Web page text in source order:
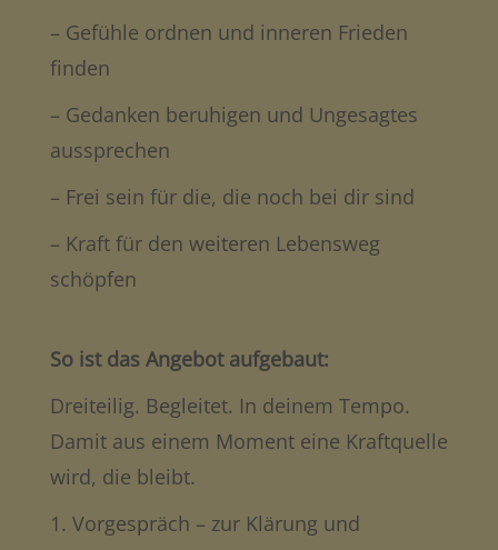
– Gefühle ordnen und inneren Frieden
finden
– Gedanken beruhigen und Ungesagtes
aussprechen
– Frei sein für die, die noch bei dir sind
– Kraft für den weiteren Lebensweg
schöpfen
So ist das Angebot aufgebaut:
Dreiteilig. Begleitet. In deinem Tempo.
Damit aus einem Moment eine Kraftquelle
wird, die bleibt.
1. Vorgespräch – zur Klärung und